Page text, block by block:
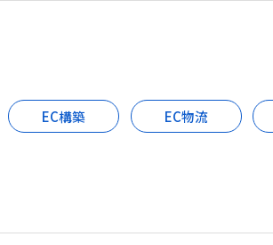
EC構築 EC物流